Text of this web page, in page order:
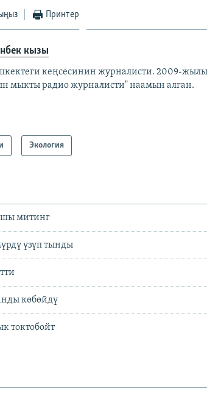
Принтер
кызы
кеңсесинин журналисти. 2009-
мыкты радио журналисти" наамын алган.
Экология
митинг
үзүп тынды
көбөйдү
токтобойт